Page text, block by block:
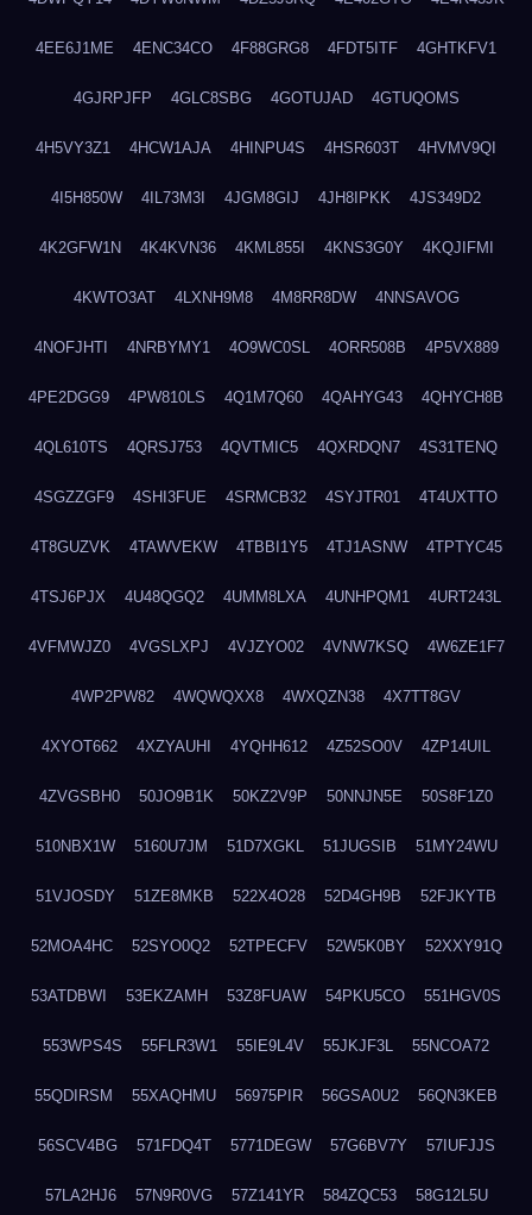
4EE6J1ME 4ENC34CO 4F88GRG8 4FDT5ITF 4GHTKFV1
4GJRPJFP 4GLC8SBG 4GOTUJAD 4GTUQOMS
4H5VY3Z1 4HCW1AJA 4HINPU4S 4HSR603T 4HVMV9QI
4I5H850W 4IL73M3I 4JGM8GIJ 4JH8IPKK 4JS349D2
4K2GFW1N 4K4KVN36 4KML855I 4KNS3G0Y 4KQJIFMI
4KWTO3AT 4LXNH9M8 4M8RR8DW 4NNSAVOG
4NOFJHTI 4NRBYMY1 4O9WC0SL 4ORR508B 4P5VX889
4PE2DGG9 4PW810LS 4Q1M7Q60 4QAHYG43 4QHYCH8B
4QL610TS 4QRSJ753 4QVTMIC5 4QXRDQN7 4S31TENQ
4SGZZGF9 4SHI3FUE 4SRMCB32 4SYJTR01 4T4UXTTO
4T8GUZVK 4TAWVEKW 4TBBI1Y5 4TJ1ASNW 4TPTYC45
4TSJ6PJX 4U48QGQ2 4UMM8LXA 4UNHPQM1 4URT243L
4VFMWJZ0 4VGSLXPJ 4VJZYO02 4VNW7KSQ 4W6ZE1F7
4WP2PW82 4WQWQXX8 4WXQZN38 4X7TT8GV
4XYOT662 4XZYAUHI 4YQHH612 4Z52SO0V 4ZP14UIL
4ZVGSBH0 50JO9B1K 50KZ2V9P 50NNJN5E 50S8F1Z0
510NBX1W 5160U7JM 51D7XGKL 51JUGSIB 51MY24WU
51VJOSDY 51ZE8MKB 522X4O28 52D4GH9B 52FJKYTB
52MOA4HC 52SYO0Q2 52TPECFV 52W5K0BY 52XXY91Q
53ATDBWI 53EKZAMH 53Z8FUAW 54PKU5CO 551HGV0S
553WPS4S 55FLR3W1 55IE9L4V 55JKJF3L 55NCOA72
55QDIRSM 55XAQHMU 56975PIR 56GSA0U2 56QN3KEB
56SCV4BG 571FDQ4T 5771DEGW 57G6BV7Y 57IUFJJS
57LA2HJ6 57N9R0VG 57Z141YR 584ZQC53 58G12L5U